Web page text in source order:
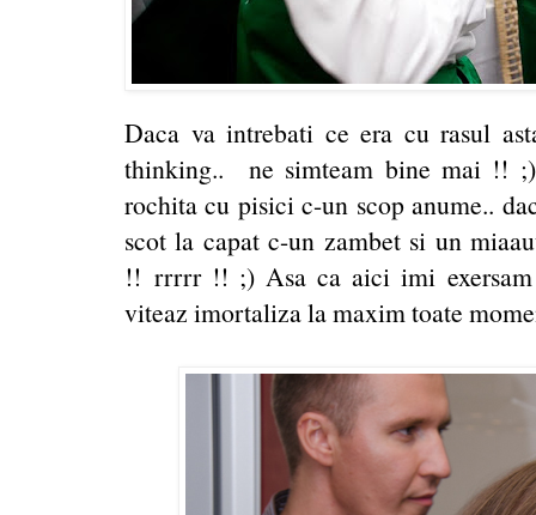
Daca va intrebati ce era cu rasul
thinking.. ne simteam bine mai !!
rochita cu pisici c-un scop anume..
scot la capat c-un zambet si un
!! rrrrr !! ;) Asa ca aici imi
viteaz imortaliza la maxim toate